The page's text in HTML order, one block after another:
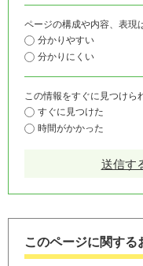
ページの構成や内容、表現
分かりやすい
分かりにくい
この情報をすぐに見つけら
すぐに見つけた
時間がかかった
このページに関する